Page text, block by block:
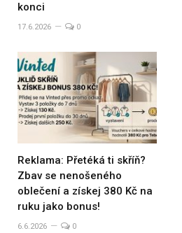
konci
17.6.2026 0
Reklama: Přetéká ti skříň?
Zbav se nenošeného
oblečení a získej 380 Kč na
ruku jako bonus!
6.6.2026 0